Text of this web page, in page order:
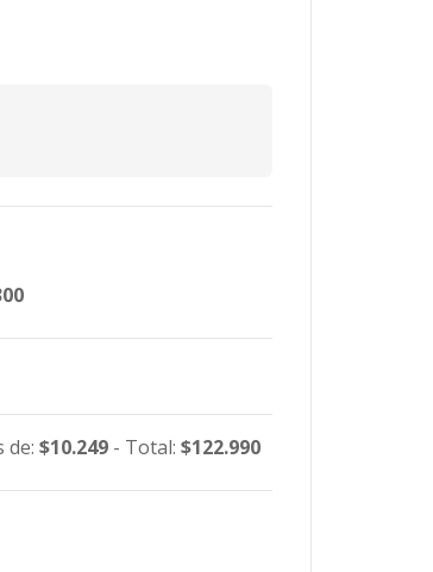
de: $10.249- Total: $122.990